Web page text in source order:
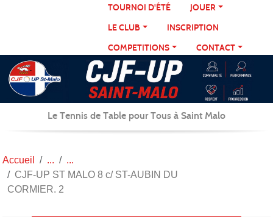
TOURNOI D'ÉTÉ
JOUER
LE CLUB
INSCRIPTION
COMPETITIONS
CONTACT
Le Tennis de Table pour Tous à Saint Malo
Accueil
CJF-UP ST MALO 8 c/ ST-AUBIN DU
CORMIER. 2
Panneau de gestion des cookies